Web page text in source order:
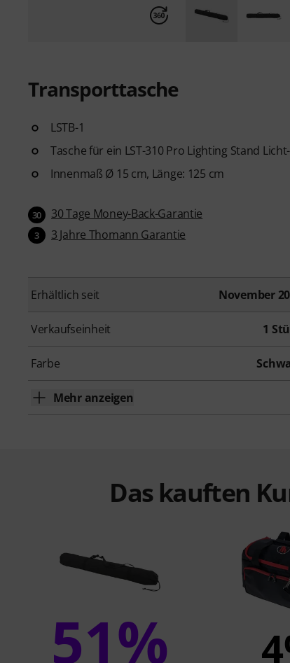
Transporttasche
LSTB-1
Tasche für ein LST-310 Pro Lighting Stand
Innenmaß Ø 15 cm, Länge: 125 cm
30 30 Tage Money-Back-Garantie
3 3 Jahre Thomann Garantie
Erhältlich seit November
Verkaufseinheit 1
Farbe
Mehr anzeigen
Das kauften
51%